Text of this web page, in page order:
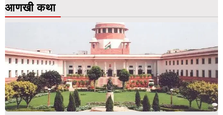
आणखी कथा